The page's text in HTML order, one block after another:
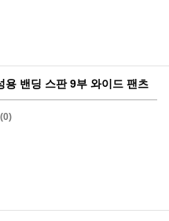
용 밴딩 스판 9부 와이드 팬츠
(0)